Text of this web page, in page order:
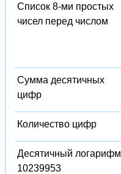
Список 8-ми простых
чисел перед числом
Сумма десятичных
цифр
Количество цифр
Десятичный логарифм
10239953